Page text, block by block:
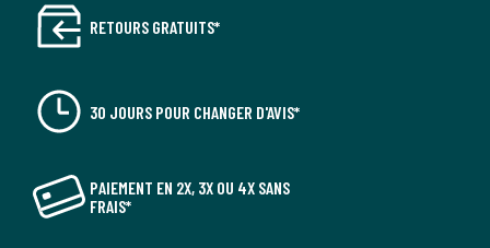
RETOURS GRATUITS*
30 JOURS POUR CHANGER D'AVIS*
PAIEMENT EN 2X, 3X OU 4X SANS
FRAIS*